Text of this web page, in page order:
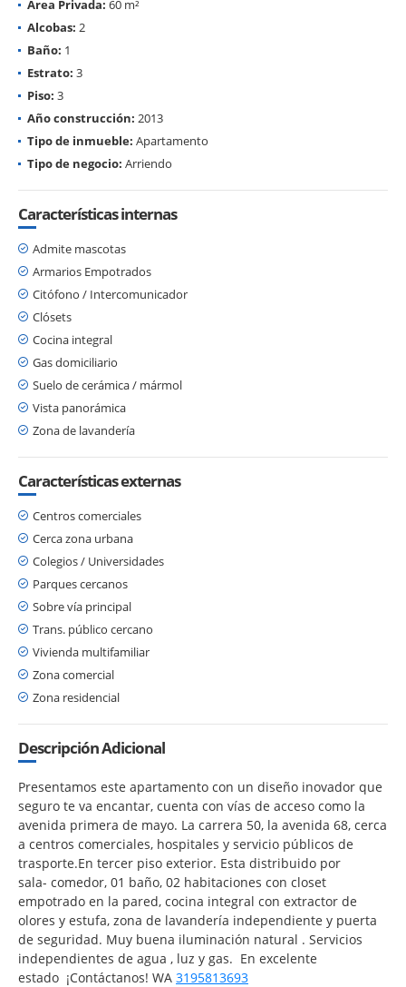
Área Privada: 60 m²
Alcobas: 2
Baño: 1
Estrato: 3
Piso: 3
Año construcción: 2013
Tipo de inmueble: Apartamento
Tipo de negocio: Arriendo
Características internas
Admite mascotas
Armarios Empotrados
Citófono / Intercomunicador
Clósets
Cocina integral
Gas domiciliario
Suelo de cerámica / mármol
Vista panorámica
Zona de lavandería
Características externas
Centros comerciales
Cerca zona urbana
Colegios / Universidades
Parques cercanos
Sobre vía principal
Trans. público cercano
Vivienda multifamiliar
Zona comercial
Zona residencial
Descripción Adicional
Presentamos este apartamento con un diseño inovador que
seguro te va encantar, cuenta con vías de acceso como la
avenida primera de mayo. La carrera 50, la avenida 68, cerca
a centros comerciales, hospitales y servicio públicos de
trasporte.En tercer piso exterior. Esta distribuido por
sala- comedor, 01 baño, 02 habitaciones con closet
empotrado en la pared, cocina integral con extractor de
olores y estufa, zona de lavandería independiente y puerta
de seguridad. Muy buena iluminación natural . Servicios
independientes de agua , luz y gas. En excelente
estado ¡Contáctanos! WA 3195813693